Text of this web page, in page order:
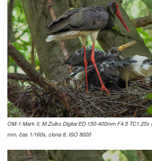
OM-1 Mark II, M.Zuiko Digital ED 150-400mm F4.5 TC1.25x
mm, čas 1/160s, clona 8, ISO 8000